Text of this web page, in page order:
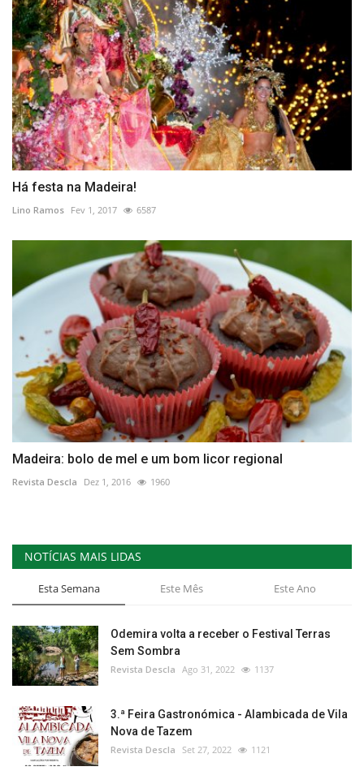
Há festa na Madeira!
Lino Ramos Fev 1, 2017 6587
Madeira: bolo de mel e um bom licor regional
Revista Descla Dez 1, 2016 1960
NOTÍCIAS MAIS LIDAS
Esta Semana Este Mês Este Ano
Odemira volta a receber o Festival Terras
Sem Sombra
Revista Descla Ago 31, 2022 1137
3.ª Feira Gastronómica - Alambicada de Vila
Nova de Tazem
Revista Descla Set 27, 2022 1121